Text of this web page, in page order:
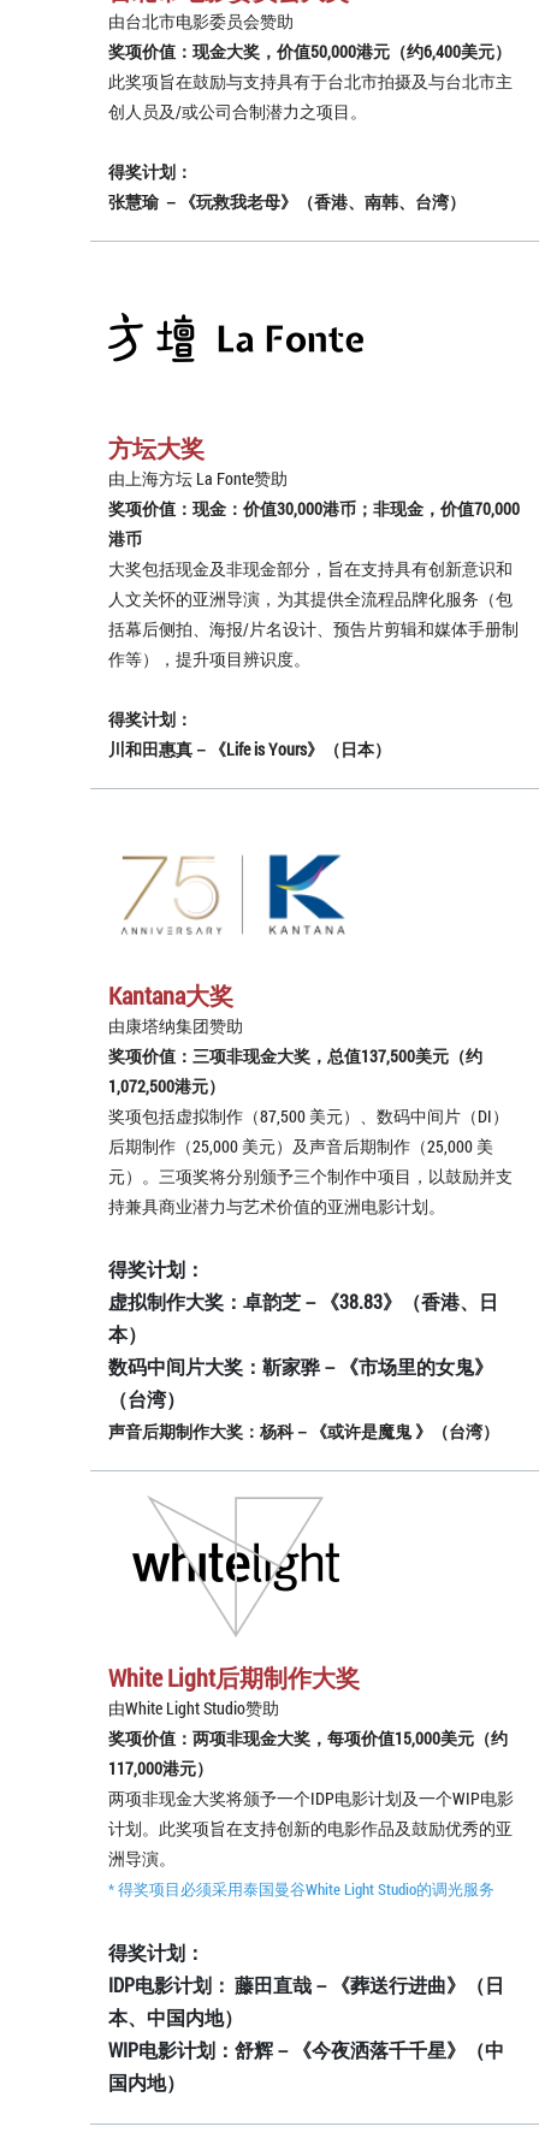
由台北市电影委员会赞助
奖项价值：现金大奖，价值50,000港元（约6,400美元）
此奖项旨在鼓励与支持具有于台北市拍摄及与台北市主
创人员及/或公司合制潜力之项目。
得奖计划：
张慧瑜 －《玩救我老母》（香港、南韩、台湾）
方坛大奖
由上海方坛 La Fonte赞助
奖项价值：现金：价值30,000港币；非现金，价值70,000
港币
大奖包括现金及非现金部分，旨在支持具有创新意识和
人文关怀的亚洲导演，为其提供全流程品牌化服务（包
括幕后侧拍、海报/片名设计、预告片剪辑和媒体手册制
作等），提升项目辨识度。
得奖计划：
川和田惠真－《Life is Yours》（日本）
Kantana大奖
由康塔纳集团赞助
奖项价值：三项非现金大奖，总值137,500美元（约
1,072,500港元）
奖项包括虚拟制作（87,500 美元）、数码中间片（DI）
后期制作（25,000 美元）及声音后期制作（25,000 美
元）。三项奖将分别颁予三个制作中项目，以鼓励并支
持兼具商业潜力与艺术价值的亚洲电影计划。
得奖计划：
虚拟制作大奖：卓韵芝－《38.83》（香港、日
本）
数码中间片大奖：靳家骅－《市场里的女鬼》
（台湾）
声音后期制作大奖：杨科－《或许是魔鬼 》（台湾）
White Light后期制作大奖
由White Light Studio赞助
奖项价值：两项非现金大奖，每项价值15,000美元（约
117,000港元）
两项非现金大奖将颁予一个IDP电影计划及一个WIP电影
计划。此奖项旨在支持创新的电影作品及鼓励优秀的亚
洲导演。
* 得奖项目必须采用泰国曼谷White Light Studio的调光服务
得奖计划：
IDP电影计划： 藤田直哉－《葬送行进曲》（日
本、中国内地）
WIP电影计划：舒辉－《今夜洒落千千星》（中
国内地）